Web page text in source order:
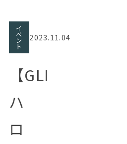
イ
ベ
ン
ト
2023.11.04
【GLI
ハ
ロ